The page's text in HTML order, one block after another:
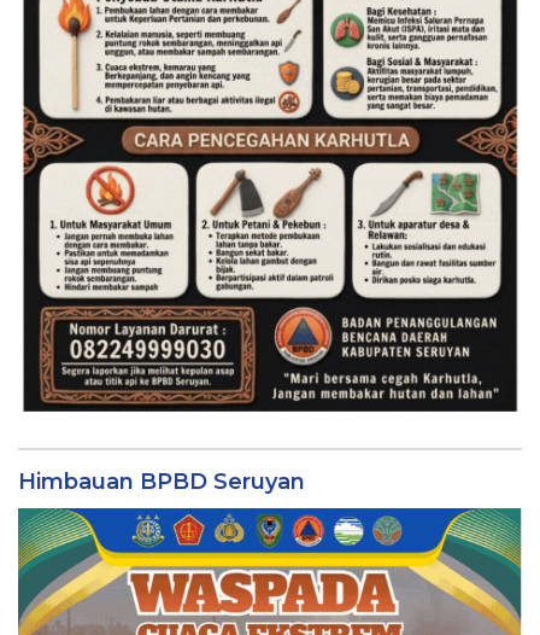
Himbauan BPBD Seruyan